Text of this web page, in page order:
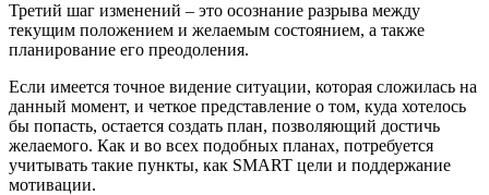
Третий шаг изменений – это осознание разрыва между
текущим положением и желаемым состоянием, а также
планирование его преодоления.
Если имеется точное видение ситуации, которая сложилась на
данный момент, и четкое представление о том, куда хотелось
бы попасть, остается создать план, позволяющий достичь
желаемого. Как и во всех подобных планах, потребуется
учитывать такие пункты, как SMART цели и поддержание
мотивации.